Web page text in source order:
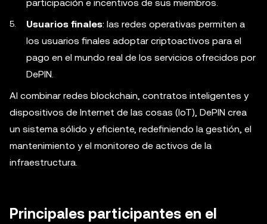
participación e incentivos de sus miembros.
Usuarios finales: las redes operativas permiten a
los usuarios finales adoptar criptoactivos para el
pago en el mundo real de los servicios ofrecidos por
DePIN.
Al combinar redes blockchain, contratos inteligentes y
dispositivos de Internet de las cosas (IoT), DePIN crea
un sistema sólido y eficiente, redefiniendo la gestión, el
mantenimiento y el monitoreo de activos de la
infraestructura.
Principales participantes en el